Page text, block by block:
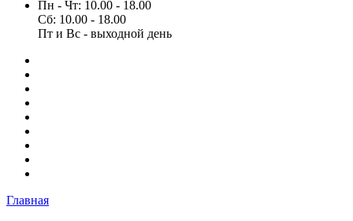
Пн - Чт: 10.00 - 18.00
Сб: 10.00 - 18.00
Пт и Вс - выходной день
Главная